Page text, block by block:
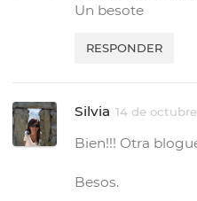
Un besote
RESPONDER
Silvia 14 de
Bien!!! Otra
Besos.